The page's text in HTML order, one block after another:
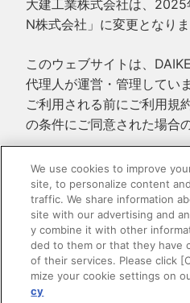
大建工業株式会社は、
N株式会社」に変更となりま
このウェブサイトは、
代理人が運営・管理していま
ご利用される前にご利用規
の条件にご同意された場合
ご利用規約
プライバシーポリシー
特定商取引法に基づく表示
We use cookies to improve
site, to personalize content
traffic. We share information
site with our advertising and
y combine it with other
ded to them or that they have
of their services. Please click
mize your cookie settings on
cy